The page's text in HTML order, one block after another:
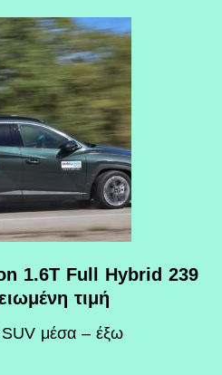
1.6T Full Hybrid 239
τιμή
μέσα – έξω